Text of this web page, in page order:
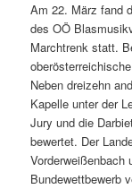
Am 22. März fand
des OÖ
Marchtrenk statt.
Neben dreizehn
Kapelle unter der
Jury und die
bewertet. Der
Vorderweißenbach
Bundewettbewerb